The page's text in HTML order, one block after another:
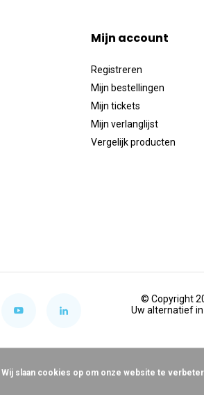
Mijn account
Registreren
Mijn bestellingen
Mijn tickets
Mijn verlanglijst
Vergelijk producten
© Copyright
Uw alternatief
Wij slaan cookies op om onze website te